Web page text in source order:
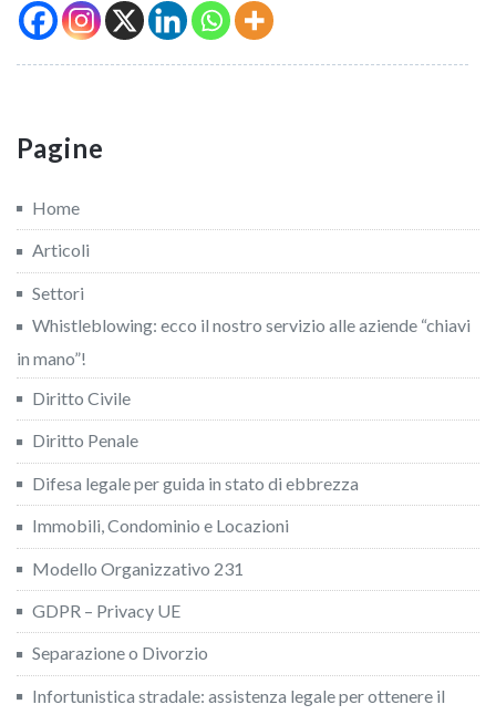
Pagine
Home
Articoli
Settori
Whistleblowing: ecco il nostro servizio alle aziende “chiavi
in mano”!
Diritto Civile
Diritto Penale
Difesa legale per guida in stato di ebbrezza
Immobili, Condominio e Locazioni
Modello Organizzativo 231
GDPR – Privacy UE
Separazione o Divorzio
Infortunistica stradale: assistenza legale per ottenere il